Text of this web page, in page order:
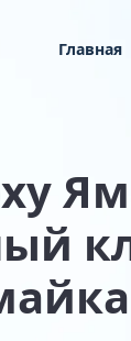
Главная